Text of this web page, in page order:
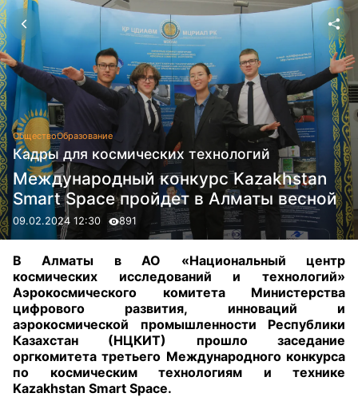
ОбществоОбразование
Кадры для космических технологий
Международный конкурс Kazakhstan
Smart Space пройдет в Алматы весной
09.02.2024 12:30 891
В Алматы в АО «Национальный центр
космических исследований и технологий»
Аэрокосмического комитета Министерства
цифрового развития, инноваций и
аэрокосмической промышленности Республики
Казахстан (НЦКИТ) прошло заседание
оргкомитета третьего Международного конкурса
по космическим технологиям и технике
Kazakhstan Smart Space.